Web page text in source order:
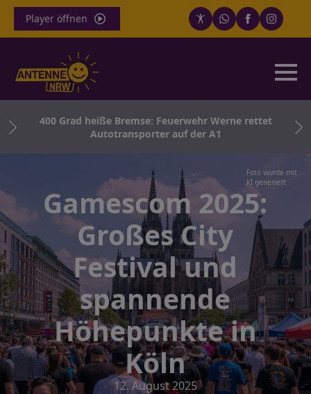
Player öffnen
400 Grad heiße Bremse: Feuerwehr Werne rettet
Autotransporter auf der A1
Foto wurde mit
KI generiert
Gamescom 2025:
Großes City
Festival und
spannende
Höhepunkte in
Köln
12. August 2025